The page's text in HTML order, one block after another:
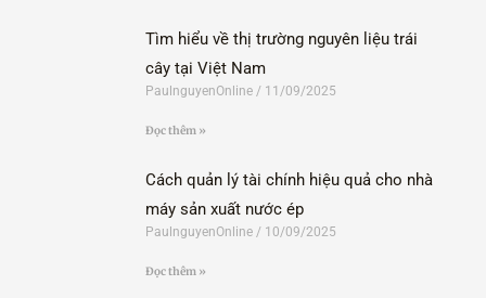
Tìm hiểu về thị trường nguyên liệu trái
cây tại Việt Nam
PaulnguyenOnline 11/09/2025
Đọc thêm »
Cách quản lý tài chính hiệu quả cho nhà
máy sản xuất nước ép
PaulnguyenOnline 10/09/2025
Đọc thêm »